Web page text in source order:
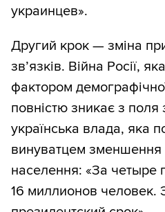
украинцев».
Другий крок — зміна
зв’язків. Війна Росії,
фактором
повністю зникає з поля
українська влада, яка
винуватцем зменшення
населення: «За четыре
16 миллионов человек.